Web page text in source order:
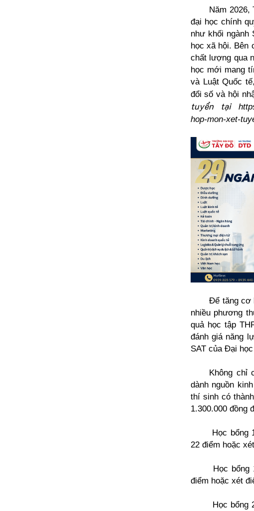
Năm 2026,
đại học chính
như khối ngành
học xã hội. Bên
chất lượng qua
học mới mang
và Luật Quốc
đổi số và hội
tuyển tại
hop-mon-xet-
Để tăng cơ
nhiều phương
quả học tập
đánh giá năng
SAT của Đại
Không chỉ
dành nguồn
thí sinh có
1.300.000 đồng
Học bổng
22 điểm hoặc
Học bổng
điểm hoặc xét
Học bổng